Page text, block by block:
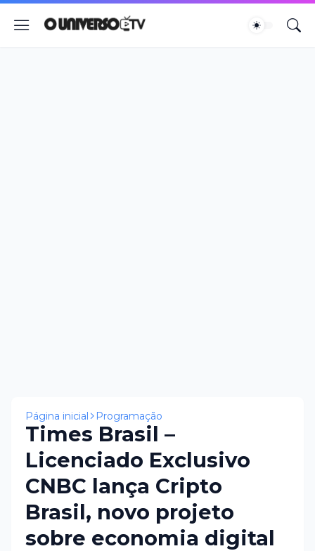
Página inicial Programação
Times Brasil –
Licenciado Exclusivo
CNBC lança Cripto
Brasil, novo projeto
sobre economia digital